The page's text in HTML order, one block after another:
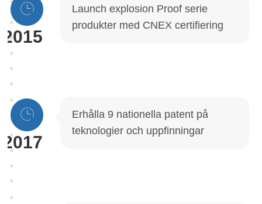
2015
Launch explosion Proof serie
produkter med CNEX certifiering
2017
Erhålla 9 nationella patent på
teknologier och uppfinningar